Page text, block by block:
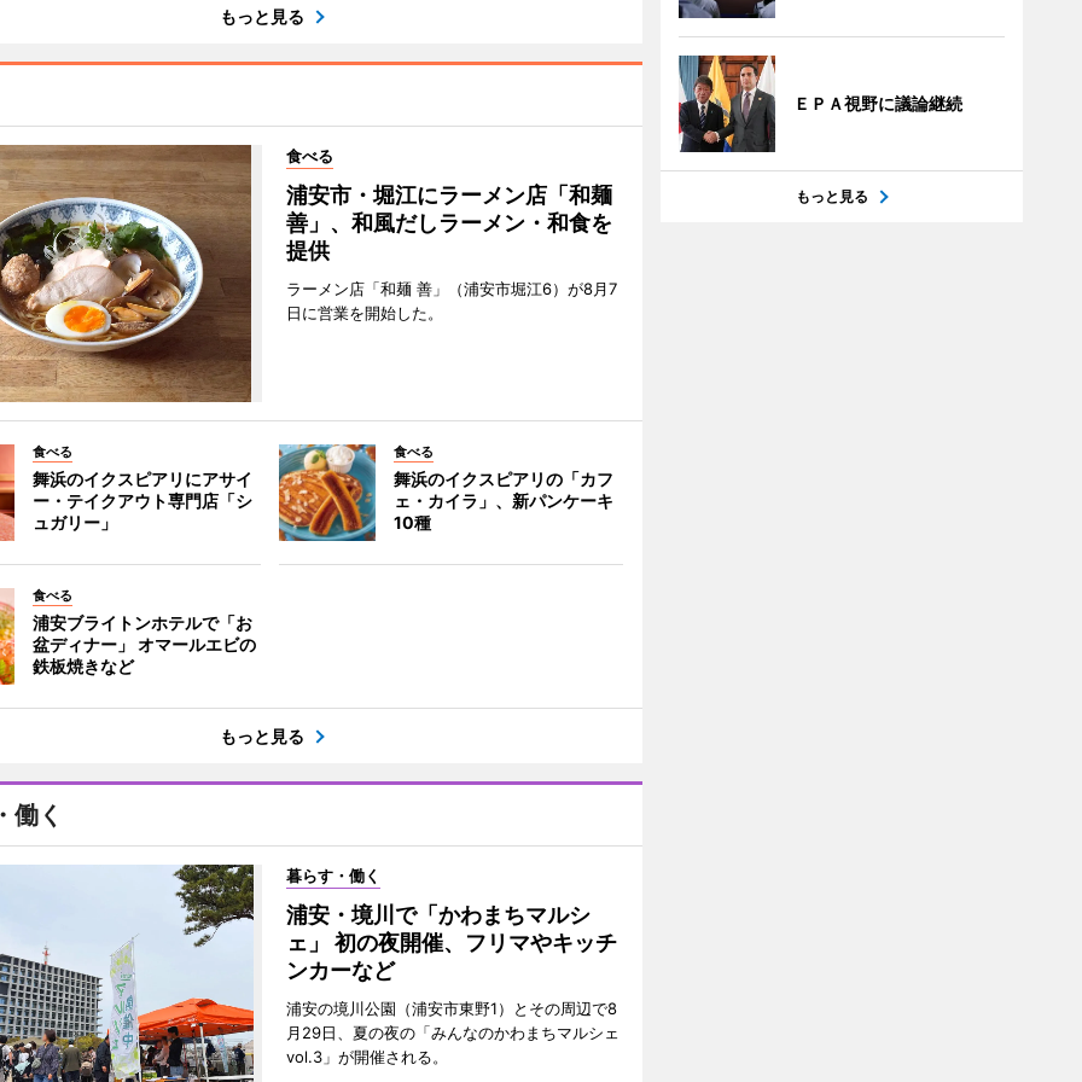
もっと見る
食べる
浦安市・堀江にラーメン店「和麺
善」、和風だしラーメン・和食を
提供
ラーメン店「和麺 善」（浦安市堀江6）が8月7
日に営業を開始した。
食べる
舞浜のイクスピアリにアサイ
ー・テイクアウト専門店「シ
ュガリー」
食べる
舞浜のイクスピアリの「カフ
ェ・カイラ」、新パンケーキ
10種
食べる
浦安ブライトンホテルで「お
盆ディナー」 オマールエビの
鉄板焼きなど
もっと見る
働く
暮らす・働く
浦安・境川で「かわまちマルシ
ェ」 初の夜開催、フリマやキッチ
ンカーなど
浦安の境川公園（浦安市東野1）とその周辺で8
月29日、夏の夜の「みんなのかわまちマルシェ
vol.3」が開催される。
ＥＰＡ視野に議論継続
もっと見る